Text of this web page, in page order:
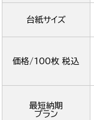
台紙サイズ
価格/100枚 税込
最短納期
プラン